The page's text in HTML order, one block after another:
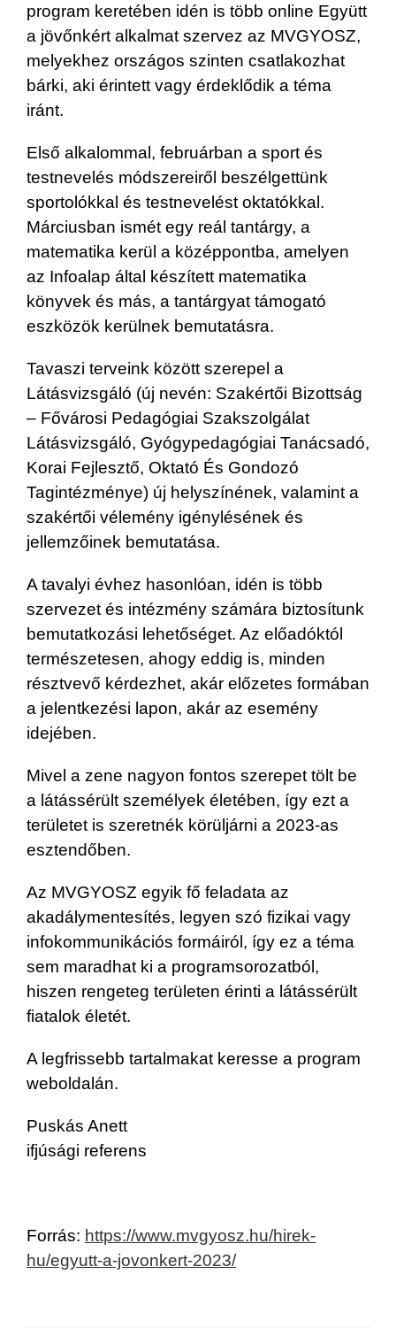
program keretében idén is több online Együtt
a jövőnkért alkalmat szervez az MVGYOSZ,
melyekhez országos szinten csatlakozhat
bárki, aki érintett vagy érdeklődik a téma
iránt.
Első alkalommal, februárban a sport és
testnevelés módszereiről beszélgettünk
sportolókkal és testnevelést oktatókkal.
Márciusban ismét egy reál tantárgy, a
matematika kerül a középpontba, amelyen
az Infoalap által készített matematika
könyvek és más, a tantárgyat támogató
eszközök kerülnek bemutatásra.
Tavaszi terveink között szerepel a
Látásvizsgáló (új nevén: Szakértői Bizottság
– Fővárosi Pedagógiai Szakszolgálat
Látásvizsgáló, Gyógypedagógiai Tanácsadó,
Korai Fejlesztő, Oktató És Gondozó
Tagintézménye) új helyszínének, valamint a
szakértői vélemény igénylésének és
jellemzőinek bemutatása.
A tavalyi évhez hasonlóan, idén is több
szervezet és intézmény számára biztosítunk
bemutatkozási lehetőséget. Az előadóktól
természetesen, ahogy eddig is, minden
résztvevő kérdezhet, akár előzetes formában
a jelentkezési lapon, akár az esemény
idejében.
Mivel a zene nagyon fontos szerepet tölt be
a látássérült személyek életében, így ezt a
területet is szeretnék körüljárni a 2023-as
esztendőben.
Az MVGYOSZ egyik fő feladata az
akadálymentesítés, legyen szó fizikai vagy
infokommunikációs formáiról, így ez a téma
sem maradhat ki a programsorozatból,
hiszen rengeteg területen érinti a látássérült
fiatalok életét.
A legfrissebb tartalmakat keresse a program
weboldalán.
Puskás Anett
ifjúsági referens
Forrás: https://www.mvgyosz.hu/hirek-
hu/egyutt-a-jovonkert-2023/